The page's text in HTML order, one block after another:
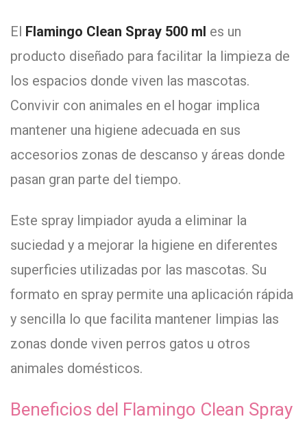
El Flamingo Clean Spray 500 ml es un
producto diseñado para facilitar la limpieza de
los espacios donde viven las mascotas.
Convivir con animales en el hogar implica
mantener una higiene adecuada en sus
accesorios zonas de descanso y áreas donde
pasan gran parte del tiempo.
Este spray limpiador ayuda a eliminar la
suciedad y a mejorar la higiene en diferentes
superficies utilizadas por las mascotas. Su
formato en spray permite una aplicación rápida
y sencilla lo que facilita mantener limpias las
zonas donde viven perros gatos u otros
animales domésticos.
Beneficios del Flamingo Clean Spray